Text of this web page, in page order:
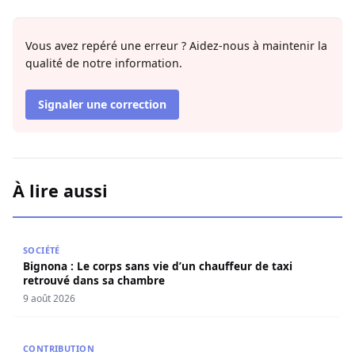
Vous avez repéré une erreur ? Aidez-nous à maintenir la
qualité de notre information.
Signaler une correction
À lire aussi
SOCIÉTÉ
Bignona : Le corps sans vie d’un chauffeur de taxi
retrouvé dans sa chambre
9 août 2026
CONTRIBUTION